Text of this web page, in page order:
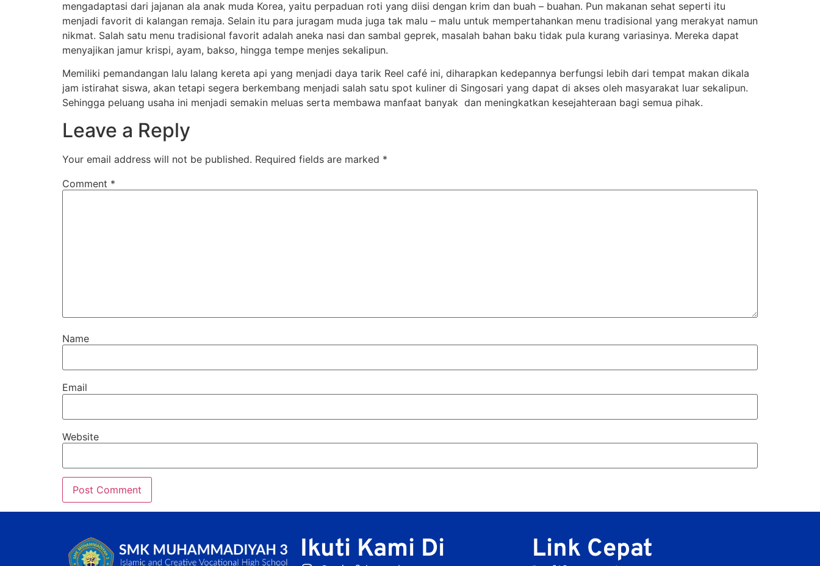
mengadaptasi dari jajanan ala anak muda Korea, yaitu perpaduan roti yang diisi dengan krim dan buah – buahan. Pun makanan sehat seperti itu
menjadi favorit di kalangan remaja. Selain itu para juragam muda juga tak malu – malu untuk mempertahankan menu tradisional yang merakyat namun
nikmat. Salah satu menu tradisional favorit adalah aneka nasi dan sambal geprek, masalah bahan baku tidak pula kurang variasinya. Mereka dapat
menyajikan jamur krispi, ayam, bakso, hingga tempe menjes sekalipun.
Memiliki pemandangan lalu lalang kereta api yang menjadi daya tarik Reel café ini, diharapkan kedepannya berfungsi lebih dari tempat makan dikala
jam istirahat siswa, akan tetapi segera berkembang menjadi salah satu spot kuliner di Singosari yang dapat di akses oleh masyarakat luar sekalipun.
Sehingga peluang usaha ini menjadi semakin meluas serta membawa manfaat banyak dan meningkatkan kesejahteraan bagi semua pihak.
Leave a Reply
Your email address will not be published. Required fields are marked *
Comment *
Name
Email
Website
Ikuti Kami Di Link Cepat